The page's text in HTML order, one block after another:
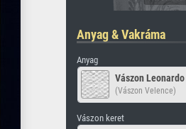
Anyag & Vakráma
Anyag
Vászon
(Vászon Velence)
Vászon keret